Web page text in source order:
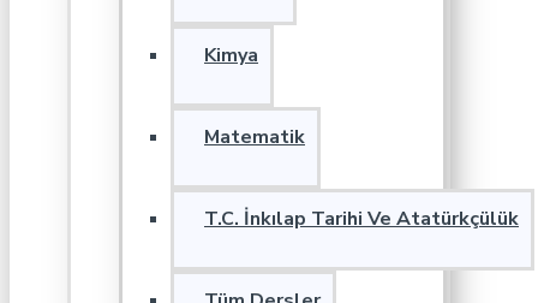
Kimya
Matematik
T.C. İnkılap Tarihi Ve Atatürkçülük